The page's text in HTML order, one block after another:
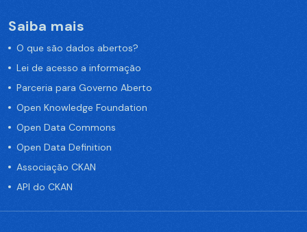
Saiba mais
O que são dados abertos?
Lei de acesso a informação
Parceria para Governo Aberto
Open Knowledge Foundation
Open Data Commons
Open Data Definition
Associação CKAN
API do CKAN